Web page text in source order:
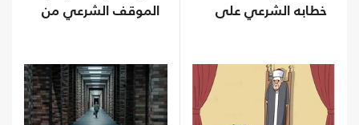
خطابه الشرعي على
الموقف الشرعي من